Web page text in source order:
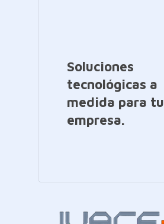
Soluciones
tecnológicas a
medida para tu
empresa.